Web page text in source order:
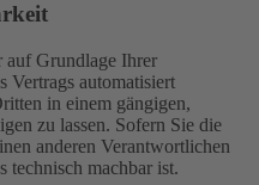
auf Grundlage Ihrer
automatisiert
in einem gängigen,
zu lassen. Sofern Sie die
anderen Verantwortlichen
technisch machbar ist.